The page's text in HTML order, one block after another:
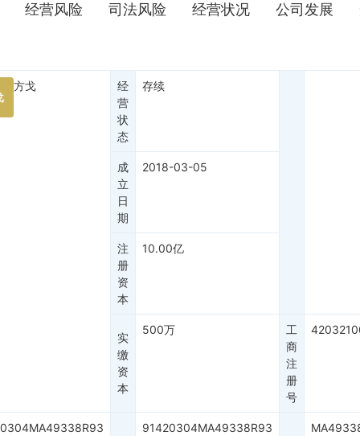
经营风险 司法风险 经营状况 公司发展
方戈
经
营
状
态
存续
成
立
日
期
2018-03-05
注
册
资
本
10.00亿
实
缴
资
本
500万
工
商
注
册
号
91420304MA49338R93